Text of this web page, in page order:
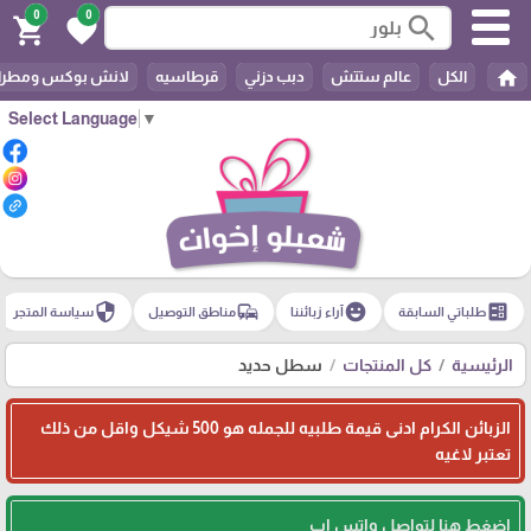
Select Language ▼
search
0
favorite
0
shopping_cart
home الكل عالم ستتش دبب دزني قرطاسيه لانش بوكس
ballotطلباتي السابقة emoji_emotionsآراء زبائننا commuteمناطق التوصيل securityسياسة المتجر
الرئيسية كل المنتجات سطل حديد
الزبائن الكرام ادنى قيمة طلبيه للجمله هو 500 شيكل واقل من ذلك
تعتبر لاغيه
اضغط هنا لتواصل واتس اب